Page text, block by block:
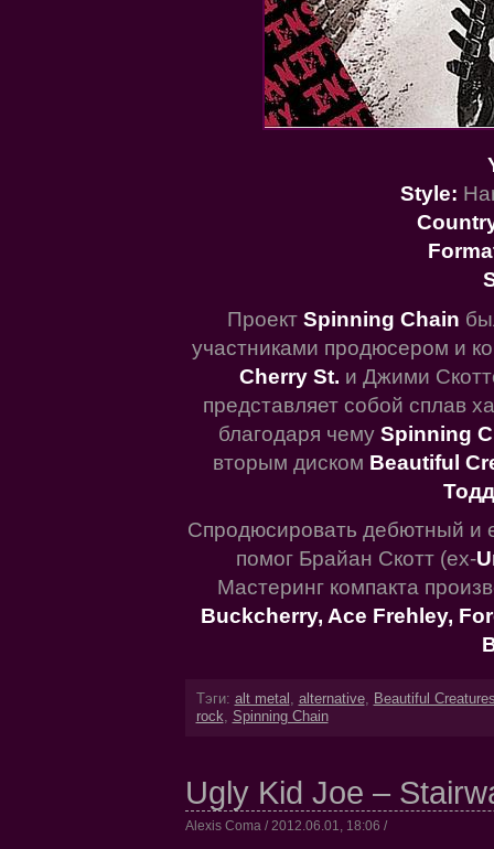
Style:
Проект Spinning Chain
участниками продюсером и
Cherry St. и Джими
представляет собой сплав
благодаря чему Spinning
вторым диском Beautiful
Спродюсировать дебютный и
помог Брайан Скотт (ex-
Мастеринг компакта
Buckcherry, Ace Frehley,
Тэги: alt metal , alternative, Beautiful
rock, Spinning Chain
Ugly Kid Joe –
Alexis Coma / 2012.06.01, 18:06 /